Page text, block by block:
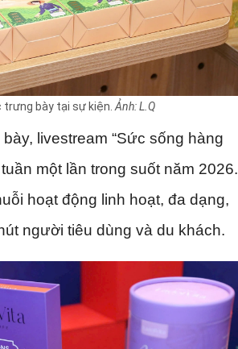
trưng bày tại sự kiện.Ảnh: L.Q
livestream “Sức sống hàng
một lần trong suốt năm 2026.
hoạt động linh hoạt, đa dạng,
người tiêu dùng và du khách.